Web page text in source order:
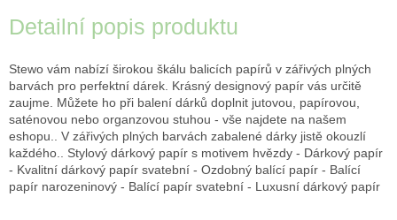
Detailní popis produktu
Stewo vám nabízí širokou škálu balicích papírů v zářivých plných
barvách pro perfektní dárek. Krásný designový papír vás určitě
zaujme. Můžete ho při balení dárků doplnit jutovou, papírovou,
saténovou nebo organzovou stuhou - vše najdete na našem
eshopu.. V zářivých plných barvách zabalené dárky jistě okouzlí
každého.. Stylový dárkový papír s motivem hvězdy - Dárkový papír
- Kvalitní dárkový papír svatební - Ozdobný balící papír - Balící
papír narozeninový - Balící papír svatební - Luxusní dárkový papír